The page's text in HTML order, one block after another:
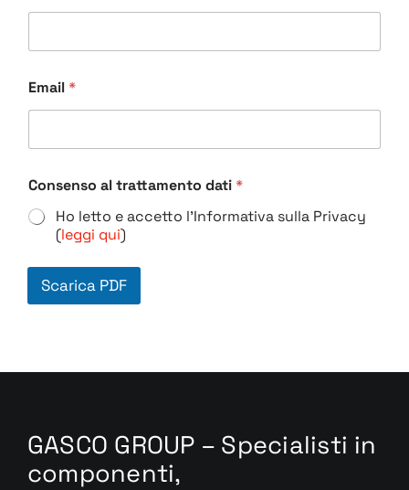
Email*
Consenso al trattamento dati*
Ho letto e accetto l'Informativa sulla Privacy
(leggi qui)
Scarica PDF
GASCO GROUP – Specialisti in
componenti,